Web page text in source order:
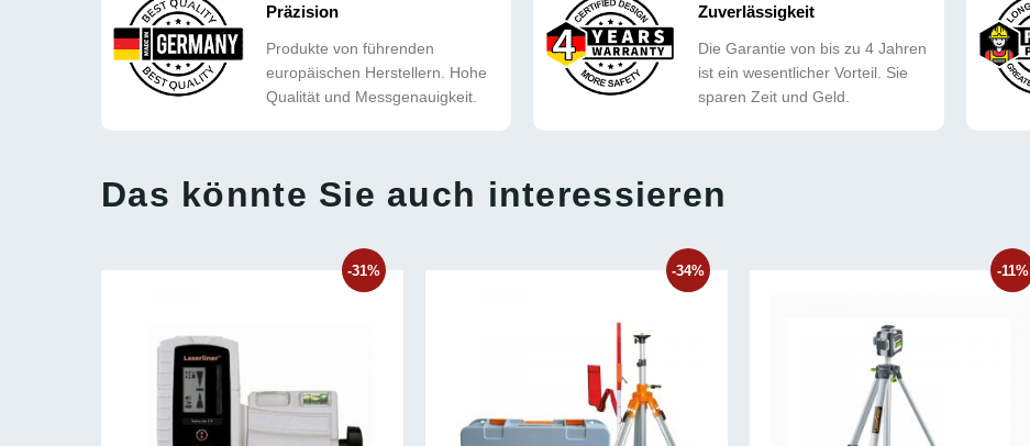
Präzision
Produkte von führenden
europäischen Herstellern. Hohe
Qualität und Messgenauigkeit.
Zuverlässigkeit
Die Garantie von bis zu 4 Jahren
ist ein wesentlicher Vorteil. Sie
sparen Zeit und Geld.
Das könnte Sie auch interessieren
-31% -34% -11%